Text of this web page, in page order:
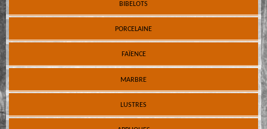
BIBELOTS
PORCELAINE
FAÏENCE
MARBRE
LUSTRES